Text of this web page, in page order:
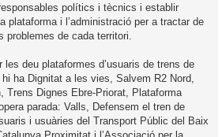
polítics i tècnics i establir
plataforma i l’administració per a tractar de
de cada territori.
deu plataformes d’usuaris de trens de
ha Dignitat a les vies, Salvem R2 Nord,
Trens Dignes Ebre-Priorat, Plataforma
parada: Valls, Defensem el tren de
i usuàries del Transport Públic del Baix